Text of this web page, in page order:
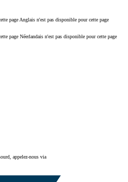
page Anglais n'est pas disponible pour cette page
page Néerlandais n'est pas disponible pour cette page
appelez-nous via